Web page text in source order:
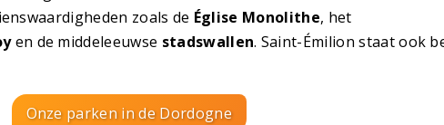
zoals de Église Monolithe, het
en de middeleeuwse stadswallen. Saint-Émilion staat ook
Onze parken in de Dordogne